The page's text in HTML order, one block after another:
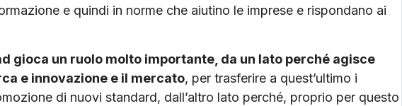
e quindi in norme che aiutino le imprese e rispondano ai
gioca un ruolo molto importante, da un lato perché agisce
e innovazione e il mercato, per trasferire a quest’ultimo i
di nuovi standard, dall’altro lato perché, proprio per questo